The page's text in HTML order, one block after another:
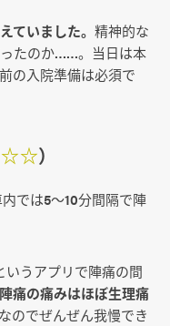
ていました。 精神的な
たのか……。当日は本
の入院準備は必須で
）
では5～10分間隔で陣
いうアプリで陣痛の間
陣痛の痛みはほぼ生理痛
のでぜんぜん我慢でき